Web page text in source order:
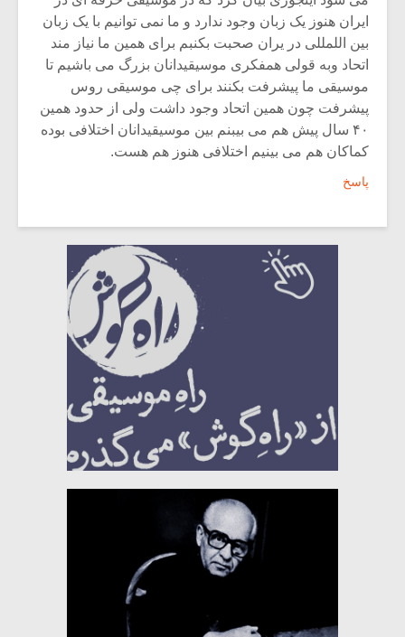
ایران هنوز یک زبان وجود ندارد و ما نمی توانیم با یک زبان
بین اللمللی در یران صحبت بکنبم برای همین ما نیاز مند
اتحاد وبه قولی همفکری موسیقیدانان بزرگ می باشیم تا
موسیقی ما پیشرفت بکنند برای چی موسیقی روس
پیشرفت چون همین اتحاد وجود داشت ولی از حدود همین
۴۰ سال پیش هم می بیبنم بین موسیقیدانان اختلافی بوده
کماکان هم می بینیم اختلافی هنوز هم هست.
پاسخ